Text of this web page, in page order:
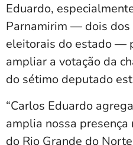
Eduardo,
Parnamirim — dois dos
eleitorais do estado —
ampliar a votação da
do sétimo deputado
“Carlos Eduardo
amplia nossa
do Rio Grande do